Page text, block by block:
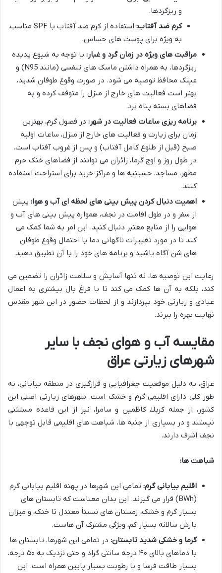
و ریزگردها.
کرم ضد آفتاب:
استفاده از کرم ضد آفتاب با SPF مناسب،
به ویژه برای پوست های حساس.
مراقبت های ویژه در زمان گرد و غبار: با توجه به شیوع پدیده
ریزگردها، به همراه داشتن ماسک های تنفسی (مانند N95) و
عینک محافظ توصیه می شود. در صورت وقوع طوفان شدید،
بهتر است فعالیت های خارج از منزل را متوقف کرده و به
فضاهای بسته پناه برد.
برنامه ریزی ساعات فعالیت در شهر: در فصول گرم، بهترین
زمان برای زیارت و فعالیت های خارج از منزل، ساعات اولیه
صبح (قبل از طلوع کامل آفتاب) و پس از غروب آفتاب است.
در طول روز و اوج گرما، زائران می توانند از فضاهای خنک حرم
مطهر، مساجد، حسینیه ها و مراکز خرید برای استراحت استفاده
کنند.
اهمیت دنبال کردن پیش بینی های لحظه ای آب و هوا: پیش
از سفر و در طول اقامت در نجف، همواره پیش بینی های آب و
هوایی را از منابع معتبر دنبال کنید. این امر به شما کمک می
کند تا در مورد تغییرات ناگهانی دما یا احتمال وقوع طوفان
های شن آگاه باشید و برنامه های خود را با آن تطبیق دهید.
رعایت این توصیه ها، نه تنها آسایش و سلامت زائران را تضمین می
کند، بلکه به آن ها کمک می کند تا با فراغ بال بیشتری به اعمال
عبادی و زیارتی خود بپردازند و از لحظات حضور در این شهر مقدس
نهایت بهره را ببرند.
مقایسه آب و هوای نجف با سایر
شهرهای زیارتی عراق
عراق، به دلیل موقعیت جغرافیایی و قرارگیری در منطقه بیابانی، به
طور کلی دارای اقلیمی گرم و خشک است. شهرهای زیارتی اصلی این
کشور، از جمله کربلا، کاظمین و سامرا، نیز از این قاعده مستثنی
نیستند و در بسیاری از جنبه ها، شباهت های اقلیمی قابل توجهی با
نجف اشرف دارند.
شباهت ها:
اقلیم بیابانی گرم: تمامی این شهرها در پهنه اقلیم بیابانی گرم
(BWh) قرار می گیرند. این بدان معناست که تابستان های
بسیار گرم و خشک، زمستان های نسبتاً معتدل تا خنک، و میزان
بارش سالانه بسیار کم، ویژگی مشترک آن هاست.
گرما و خشکی شدید تابستان: در تمامی این شهرها، تابستان ها
با دماهای بالای ۴۰ درجه سانتی گراد و حتی نزدیک به ۵۰ درجه،
بسیار طاقت فرسا و با رطوبت بسیار پایین همراه است. این